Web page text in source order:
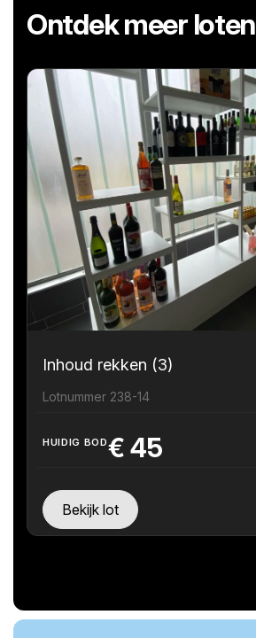
Ontdek meer loten
Inhoud rekken (3)
Lotnummer 238-14
HUIDIG BOD€ 45
Bekijk lot